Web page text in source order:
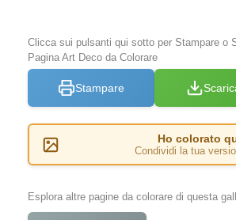
Clicca sui pulsanti qui sotto per Stampare o
Pagina Art Deco da Colorare
Stampare
Ho colorato
Condividi la tua
Esplora altre pagine da colorare di questa